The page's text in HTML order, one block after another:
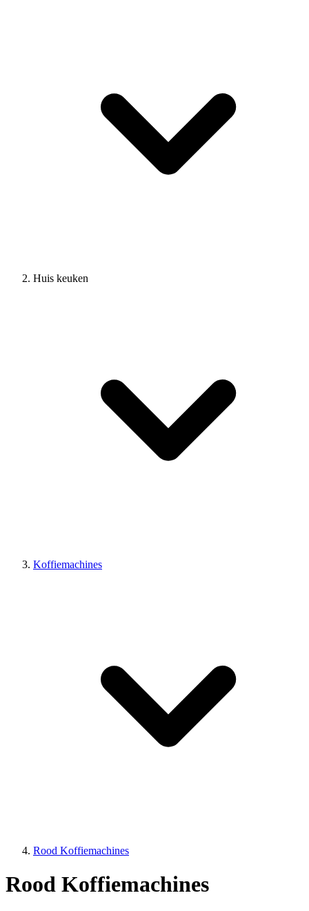
Huis keuken
Koffiemachines
Rood Koffiemachines
Rood Koffiemachines